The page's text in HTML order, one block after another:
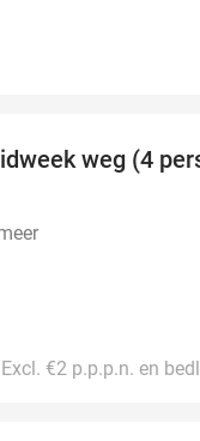
weg (4
Excl. €2 p.p.p.n. en